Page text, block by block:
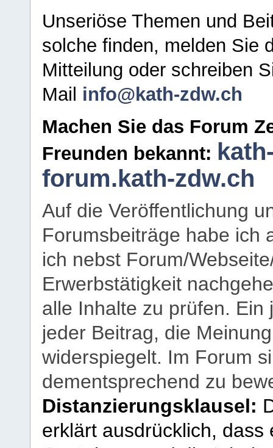
Unseriöse Themen und
solche finden, melden Sie
Mitteilung oder schreiben
Mail info@kath-zdw.ch
Machen Sie das Forum
Freunden bekannt:
forum.kath-zdw.ch
Auf die Veröffentlichung
Forumsbeiträge habe ich
ich nebst Forum/
Erwerbstätigkeit
alle Inhalte zu prüfen.
jeder Beitrag, die
widerspiegelt. Im Forum
dementsprechend zu
Distanzierungsklausel:
erklärt ausdrücklich,